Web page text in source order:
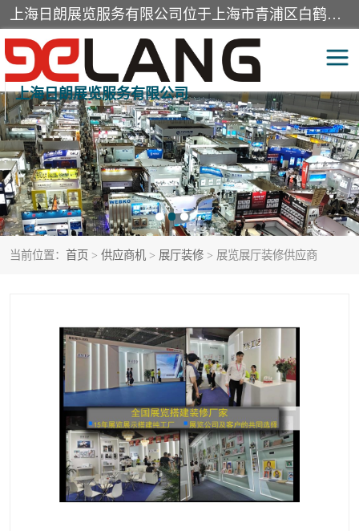
上海日朗展览服务有限公司位于上海市青浦区白鹤镇，营业范围有展览展示会务服务，室内装饰设计及施工，展示道具设计制作，舞台设计，图文设计，灯箱制作，园林绿化工程，广告装潢材料，建筑材料，办公用品，工艺礼品日用百货销售。
上海日朗展览服务有限公司
当前位置： 首页 > 供应商机 > 展厅装修 > 展览展厅装修供应商
展台装修搭建 活动会议执行
展厅装修 专柜制作
展会装修设计 展会搭建
活动策划 展会服务